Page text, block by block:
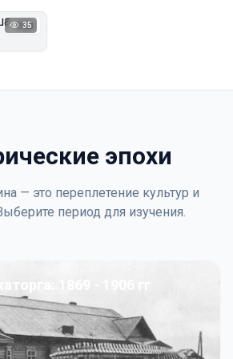
1923
35
эпохи
— это переплетение культур и
период для изучения.
1869 - 1906 гг